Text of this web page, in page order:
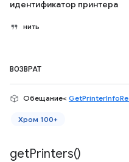
идентификатор принтера
нить
ВОЗВРАТ
Обещание<
Хром 100+
getPrinters()